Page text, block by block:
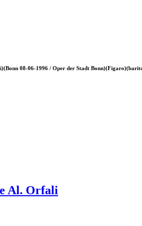
08-06-1996 / Oper der Stadt
Al. Orfali